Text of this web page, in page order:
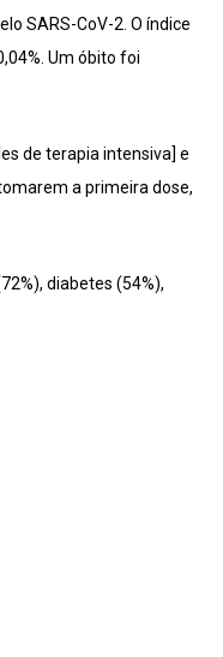
SARS-CoV-2. O índice
Um óbito foi
de terapia intensiva] e
a primeira dose,
diabetes (54%),